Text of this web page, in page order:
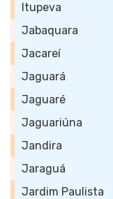
Itupeva
Jabaquara
Jacareí
Jaguará
Jaguaré
Jaguariúna
Jandira
Jaraguá
Jardim Paulista